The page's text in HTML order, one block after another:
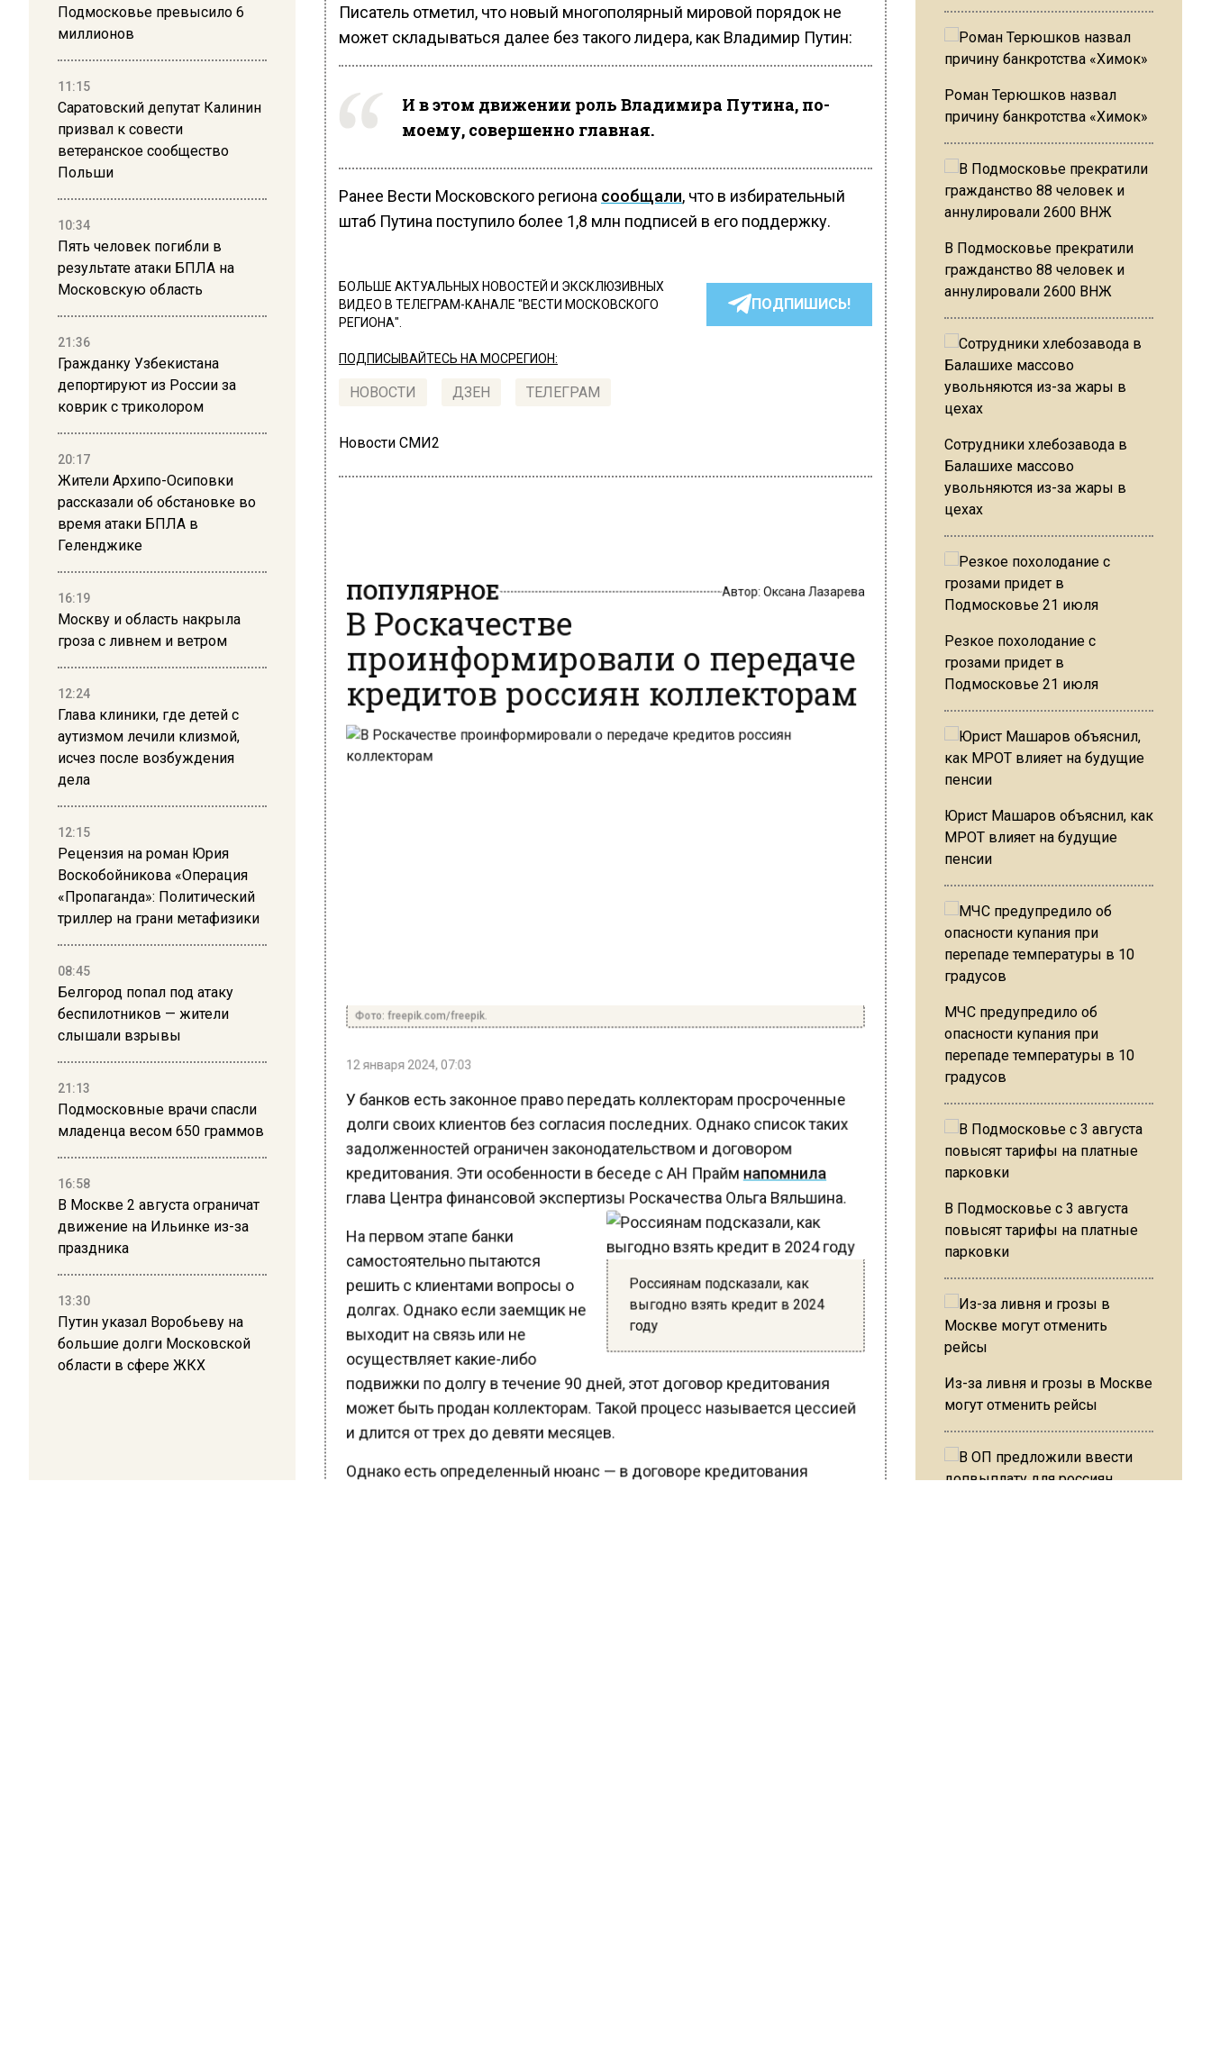
Подмосковье превысило 6
миллионов
11:15
Саратовский депутат Калинин
призвал к совести
ветеранское сообщество
Польши
10:34
Пять человек погибли в
результате атаки БПЛА на
Московскую область
21:36
Гражданку Узбекистана
депортируют из России за
коврик с триколором
20:17
Жители Архипо-Осиповки
рассказали об обстановке во
время атаки БПЛА в
Геленджике
16:19
Москву и область накрыла
гроза с ливнем и ветром
12:24
Глава клиники, где детей с
аутизмом лечили клизмой,
исчез после возбуждения
дела
12:15
Рецензия на роман Юрия
Воскобойникова «Операция
«Пропаганда»: Политический
триллер на грани метафизики
08:45
Белгород попал под атаку
беспилотников — жители
слышали взрывы
21:13
Подмосковные врачи спасли
младенца весом 650 граммов
16:58
В Москве 2 августа ограничат
движение на Ильинке из-за
праздника
13:30
Путин указал Воробьеву на
большие долги Московской
области в сфере ЖКХ
Писатель отметил, что новый многополярный мировой порядок не
может складываться далее без такого лидера, как Владимир Путин:
И в этом движении роль Владимира Путина, по-
моему, совершенно главная.
Ранее Вести Московского региона сообщали, что в избирательный
штаб Путина поступило более 1,8 млн подписей в его поддержку.
БОЛЬШЕ АКТУАЛЬНЫХ НОВОСТЕЙ И ЭКСКЛЮЗИВНЫХ
ВИДЕО В ТЕЛЕГРАМ-КАНАЛЕ "ВЕСТИ МОСКОВСКОГО
РЕГИОНА".
ПОДПИШИСЬ!
ПОДПИСЫВАЙТЕСЬ НА МОСРЕГИОН:
НОВОСТИ ДЗЕН ТЕЛЕГРАМ
Новости СМИ2
В Роскачестве
проинформировали о передаче
кредитов россиян коллекторам
Фото: freepik.com/freepik.
12 января 2024, 07:03
У банков есть законное право передать коллекторам просроченные
долги своих клиентов без согласия последних. Однако список таких
задолженностей ограничен законодательством и договором
кредитования. Эти особенности в беседе с АН Праймнапомнила
глава Центра финансовой экспертизы Роскачества Ольга Вяльшина.
Россиянам подсказали, как
выгодно взять кредит в 2024
году
На первом этапе банки
самостоятельно пытаются
решить с клиентами вопросы о
долгах. Однако если заемщик не
выходит на связь или не
осуществляет какие-либо
подвижки по долгу в течение 90 дней, этот договор кредитования
может быть продан коллекторам. Такой процесс называется цессией
и длится от трех до девяти месяцев.
Однако есть определенный нюанс — в договоре кредитования
Роман Терюшков назвал
причину банкротства «Химок»
В Подмосковье прекратили
гражданство 88 человек и
аннулировали 2600 ВНЖ
Сотрудники хлебозавода в
Балашихе массово
увольняются из-за жары в
цехах
Резкое похолодание с
грозами придет в
Подмосковье 21 июля
Юрист Машаров объяснил, как
МРОТ влияет на будущие
пенсии
МЧС предупредило об
опасности купания при
перепаде температуры в 10
градусов
В Подмосковье с 3 августа
повысят тарифы на платные
парковки
Из-за ливня и грозы в Москве
могут отменить рейсы